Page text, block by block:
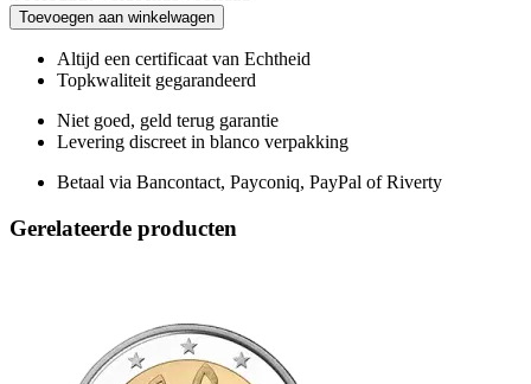
Toevoegen aan winkelwagen
Altijd een certificaat van Echtheid
Topkwaliteit gegarandeerd
Niet goed, geld terug garantie
Levering discreet in blanco verpakking
Betaal via Bancontact, Payconiq, PayPal of Riverty
Gerelateerde producten